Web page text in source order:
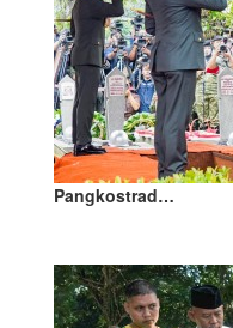
Pangkostrad…